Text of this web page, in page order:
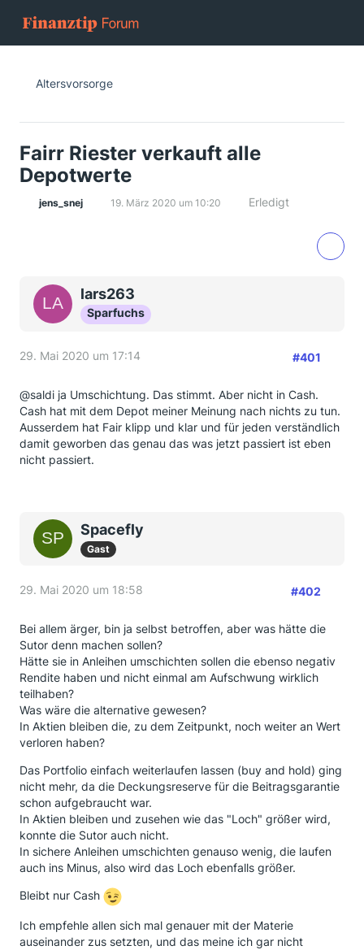
Altersvorsorge
Fairr Riester verkauft alle
Depotwerte
jens_snej 19. März 2020 um 10:20 Erledigt
lars263
Sparfuchs
29. Mai 2020 um 17:14 #401
@saldi ja Umschichtung. Das stimmt. Aber nicht in Cash.
Cash hat mit dem Depot meiner Meinung nach nichts zu tun.
Ausserdem hat Fair klipp und klar und für jeden verständlich
damit geworben das genau das was jetzt passiert ist eben
nicht passiert.
Spacefly
Gast
29. Mai 2020 um 18:58 #402
Bei allem ärger, bin ja selbst betroffen, aber was hätte die
Sutor denn machen sollen?
Hätte sie in Anleihen umschichten sollen die ebenso negativ
Rendite haben und nicht einmal am Aufschwung wirklich
teilhaben?
Was wäre die alternative gewesen?
In Aktien bleiben die, zu dem Zeitpunkt, noch weiter an Wert
verloren haben?
Das Portfolio einfach weiterlaufen lassen (buy and hold) ging
nicht mehr, da die Deckungsreserve für die Beitragsgarantie
schon aufgebraucht war.
In Aktien bleiben und zusehen wie das "Loch" größer wird,
konnte die Sutor auch nicht.
In sichere Anleihen umschichten genauso wenig, die laufen
auch ins Minus, also wird das Loch ebenfalls größer.
Bleibt nur Cash
Ich empfehle allen sich mal genauer mit der Materie
auseinander zus setzten, und das meine ich gar nicht